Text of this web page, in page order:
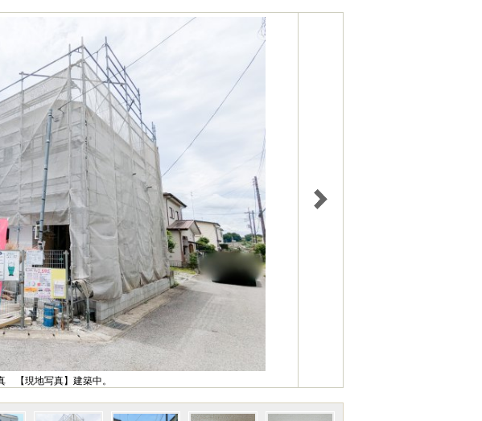
【現地写真】建築中。